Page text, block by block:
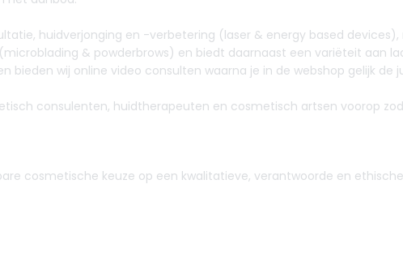
huidverjonging en -verbetering (laser & energy based
& powderbrows) en biedt daarnaast een variëteit aan
bieden wij online video consulten waarna je in de webshop gelijk
consulenten, huidtherapeuten en cosmetisch artsen voorop
cosmetische keuze op een kwalitatieve, verantwoorde en